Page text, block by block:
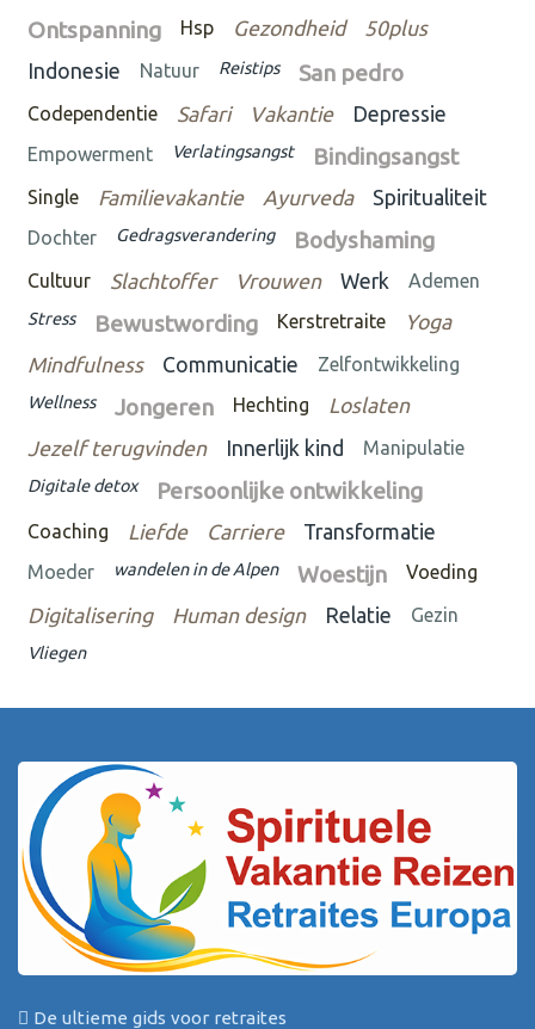
Ontspanning Hsp Gezondheid
50plus
Indonesie
Natuur Reistips San pedro
Codependentie Safari Vakantie Depressie
Empowerment Verlatingsangst Bindingsangst
Single Familievakantie Ayurveda Spiritualiteit
Dochter Gedragsverandering Bodyshaming
Cultuur Slachtoffer Vrouwen Werk Ademen
Stress Bewustwording Kerstretraite
Yoga
Mindfulness
Communicatie Zelfontwikkeling
Wellness Jongeren Hechting
Loslaten
Jezelf terugvinden
Innerlijk kind Manipulatie
Digitale detox Persoonlijke ontwikkeling
Coaching Liefde Carriere Transformatie
Moeder wandelen in de Alpen Woestijn Voeding
Digitalisering Human design Relatie Gezin
Vliegen
De ultieme gids voor retraites